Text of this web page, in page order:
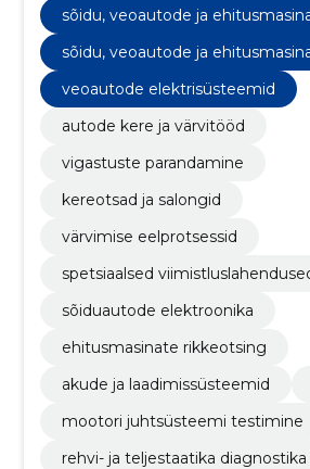
ja usaldusväärne elektritöö.
vastupidavuse ja laitmatu välimuse.
sõidu, veoautode ja
sõidu, veoautode ja
veoautode elektrisüsteemid
autode kere ja värvitööd
vigastuste parandamine
kereotsad ja salongid
värvimise eelprotsessid
spetsiaalsed
sõiduautode elektroonika
ehitusmasinate rikkeotsing
akude ja laadimissüsteemid
mootori juhtsüsteemi testimine
rehvi- ja teljestaatika diagnostika